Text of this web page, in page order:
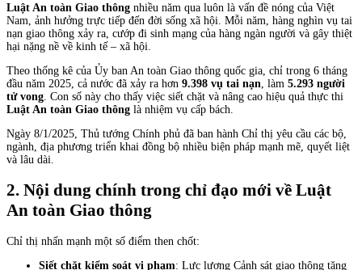
Luật An toàn Giao thông nhiều năm qua luôn là vấn đề nóng của Việt
Nam, ảnh hưởng trực tiếp đến đời sống xã hội. Mỗi năm, hàng nghìn vụ tai
nạn giao thông xảy ra, cướp đi sinh mạng của hàng ngàn người và gây thiệt
hại nặng nề về kinh tế – xã hội.
Theo thống kê của Ủy ban An toàn Giao thông quốc gia, chỉ trong 6 tháng
đầu năm 2025, cả nước đã xảy ra hơn 9.398 vụ tai nạn , làm 5.293 người
tử vong . Con số này cho thấy việc siết chặt và nâng cao hiệu quả thực thi
Luật An toàn Giao thông là nhiệm vụ cấp bách.
Ngày 8/1/2025, Thủ tướng Chính phủ đã ban hành Chỉ thị yêu cầu các bộ,
ngành, địa phương triển khai đồng bộ nhiều biện pháp mạnh mẽ, quyết liệt
và lâu dài.
2. Nội dung chính trong chỉ đạo mới về Luật
An toàn Giao thông
Chỉ thị nhấn mạnh một số điểm then chốt:
Siết chặt kiểm soát vi phạm: Lực lượng Cảnh sát giao thông tăng